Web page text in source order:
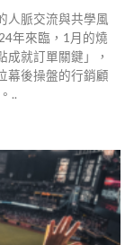
人脈交流與共學風
年來臨，1月的燒
成就訂單關鍵」，
幕後操盤的行銷顧
..